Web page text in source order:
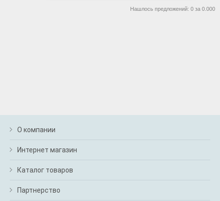
Нашлось предложений: 0 за 0.000
О компании
Интернет магазин
Каталог товаров
Партнерство